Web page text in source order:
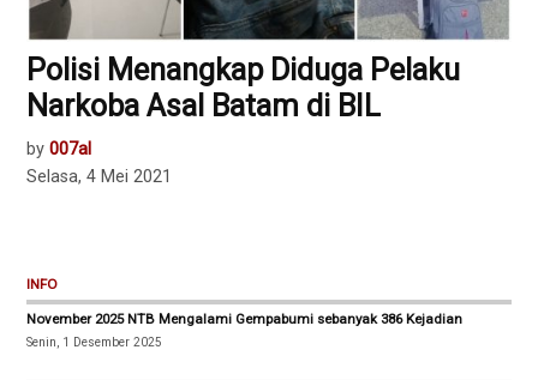
Polisi Menangkap Diduga Pelaku
Narkoba Asal Batam di BIL
by 007al
Selasa, 4 Mei 2021
INFO
November 2025 NTB Mengalami Gempabumi sebanyak 386 Kejadian
Senin, 1 Desember 2025